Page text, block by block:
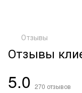
Отзывы
Отзывы
5.0 270 отзывов